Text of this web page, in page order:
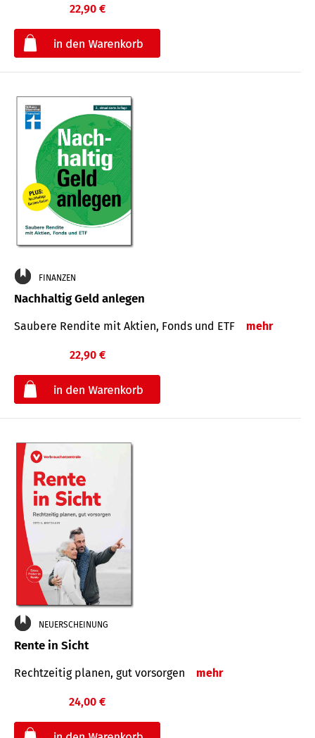
22,90 €
FINANZEN
Nachhaltig Geld anlegen
Saubere Rendite mit Aktien, Fonds und ETF mehr
22,90 €
NEUERSCHEINUNG
Rente in Sicht
Rechtzeitig planen, gut vorsorgen mehr
24,00 €